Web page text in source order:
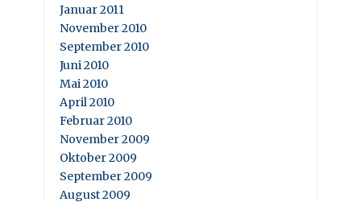
Januar 2011
November 2010
September 2010
Juni 2010
Mai 2010
April 2010
Februar 2010
November 2009
Oktober 2009
September 2009
August 2009